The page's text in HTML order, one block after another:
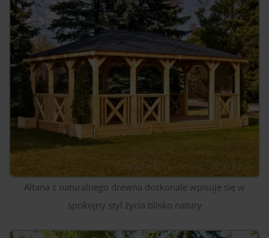
Altana z naturalnego drewna doskonale wpisuje się w
spokojny styl życia blisko natury